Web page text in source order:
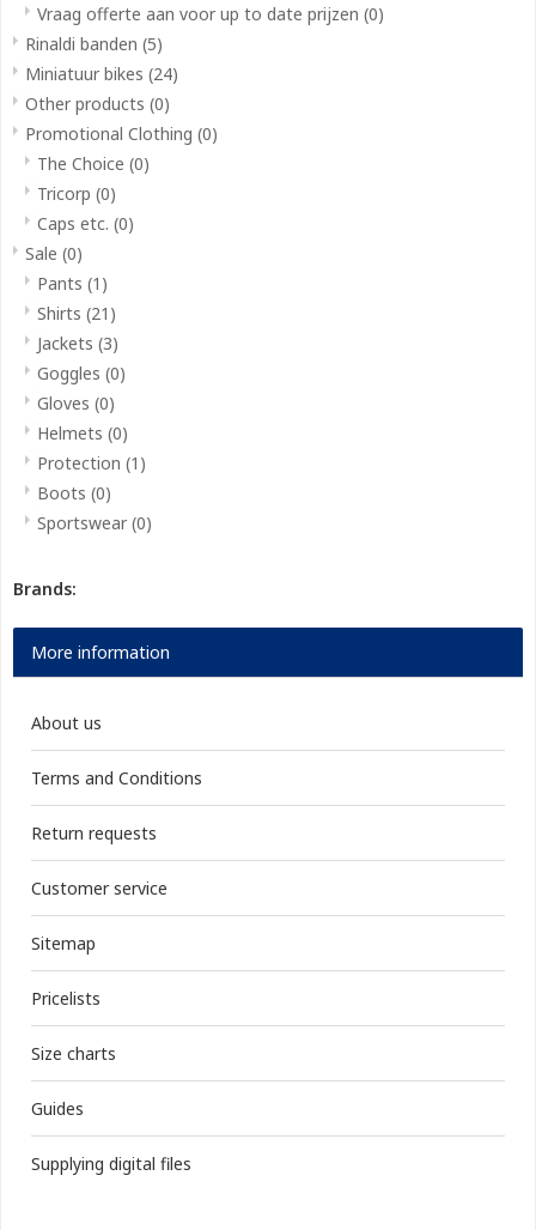
Vraag offerte aan voor up to date prijzen (0)
Rinaldi banden (5)
Miniatuur bikes (24)
Other products (0)
Promotional Clothing (0)
The Choice (0)
Tricorp (0)
Caps etc. (0)
Sale (0)
Pants (1)
Shirts (21)
Jackets (3)
Goggles (0)
Gloves (0)
Helmets (0)
Protection (1)
Boots (0)
Sportswear (0)
Brands:
More information
About us
Terms and Conditions
Return requests
Customer service
Sitemap
Pricelists
Size charts
Guides
Supplying digital files